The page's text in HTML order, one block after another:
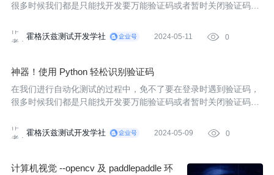
很多时候我们都是只能找开发要万能验证码或者暂时关闭验证码这
这个时候，我们需要做的就是输入验证码，但是验证码这个东西是
随机生成
作
者 :
霍格沃兹测试开发学社 2024-05-11  0
神器！使用 Python 轻松识别验证码
在我们进行自动化测试的过程中，免不了要在登录时遇到验证码，
很多时候我们都是只能找开发要万能验证码或者暂时关闭验证码这
这个时候，我们需要做的就是输入验证码，但是验证码这个东西是
随机生成
作
者 :
霍格沃兹测试开发学社 2024-05-09  0
计算机视觉 --opencv 及 paddlepaddle 环